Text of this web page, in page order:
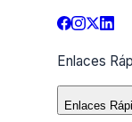
Enlaces
Enlaces